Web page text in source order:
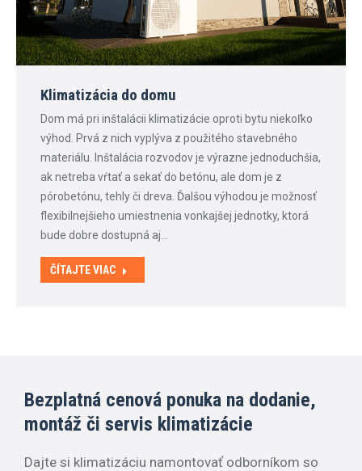
Klimatizácia do domu
Dom má pri inštalácii klimatizácie oproti bytu niekoľko
výhod. Prvá z nich vyplýva z použitého stavebného
materiálu. Inštalácia rozvodov je výrazne jednoduchšia,
ak netreba vŕtať a sekať do betónu, ale dom je z
pórobetónu, tehly či dreva. Ďalšou výhodou je možnosť
flexibilnejšieho umiestnenia vonkajšej jednotky, ktorá
bude dobre dostupná aj…
ČÍTAJTE VIAC
Bezplatná cenová ponuka na dodanie,
montáž či servis klimatizácie
Dajte si klimatizáciu namontovať odborníkom so